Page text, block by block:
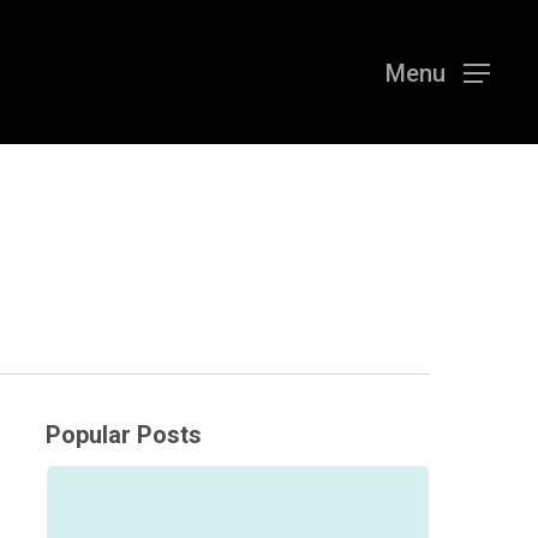
Menu
Popular Posts